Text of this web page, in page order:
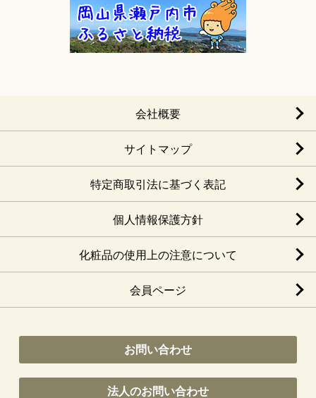
会社概要
サイトマップ
特定商取引法に基づく表記
個人情報保護方針
化粧品の使用上の注意について
会員ページ
お問い合わせ
法人のお問い合わせ